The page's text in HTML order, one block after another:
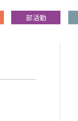
部活動